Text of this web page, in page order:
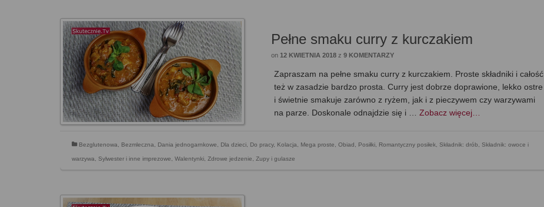
Pełne smaku curry z kurczakiem
on 12 KWIETNIA 2018 z9 KOMENTARZY
Zapraszam na pełne smaku curry z kurczakiem. Proste składniki i całość
też w zasadzie bardzo prosta. Curry jest dobrze doprawione, lekko ostre
i świetnie smakuje zarówno z ryżem, jak i z pieczywem czy warzywami
na parze. Doskonale odnajdzie się i …Zobacz więcej…
Bezglutenowa, Bezmleczna, Dania jednogarnkowe, Dla dzieci, Do pracy, Kolacja, Mega proste, Obiad, Posiłki, Romantyczny posiłek, Składnik: drób, Składnik: owoce i
warzywa, Sylwester i inne imprezowe, Walentynki, Zdrowe jedzenie, Zupy i gulasze